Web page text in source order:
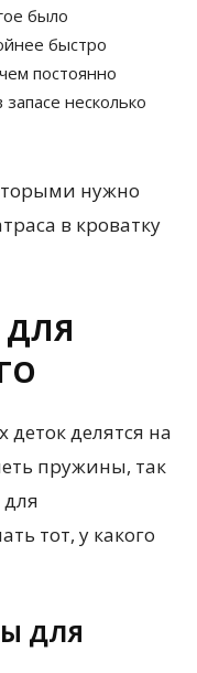
было
быстро
постоянно
несколько
нужно
в кроватку
делятся на
пружины, так
тот, у какого
ДЛЯ